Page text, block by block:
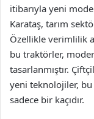
itibarıyla yeni
Karataş, tarım
Özellikle verimlilik
bu traktörler,
tasarlanmıştır.
yeni teknolojiler,
sadece bir kaçıdır.